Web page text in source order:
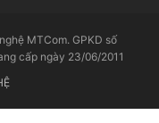
MTCom. GPKD số
cấp ngày 23/06/2011